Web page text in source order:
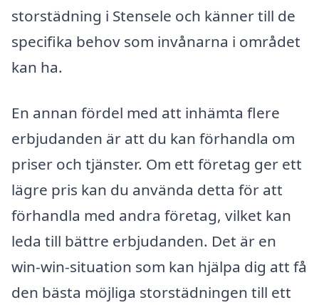
storstädning i Stensele och känner till de
specifika behov som invånarna i området
kan ha.
En annan fördel med att inhämta flere
erbjudanden är att du kan förhandla om
priser och tjänster. Om ett företag ger ett
lägre pris kan du använda detta för att
förhandla med andra företag, vilket kan
leda till bättre erbjudanden. Det är en
win-win-situation som kan hjälpa dig att få
den bästa möjliga storstädningen till ett